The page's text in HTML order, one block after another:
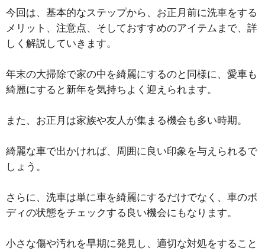
今回は、基本的なステップから、お正月前に洗車をする
メリット、注意点、そしておすすめのアイテムまで、詳
しく解説していきます。
年末の大掃除で家の中を綺麗にするのと同様に、愛車も
綺麗にすると新年を気持ちよく迎えられます。
また、お正月は家族や友人が集まる機会も多い時期。
綺麗な車で出かければ、周囲に良い印象を与えられるで
しょう。
さらに、洗車は単に車を綺麗にするだけでなく、車のボ
ディの状態をチェックする良い機会にもなります。
小さな傷や汚れを早期に発見し、適切な対処をすること